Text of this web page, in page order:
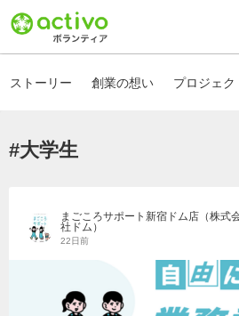
ストーリー 創業の想い プロジェ
#大学生
まごころサポート新宿ドム店（株式
社ドム）
22日前